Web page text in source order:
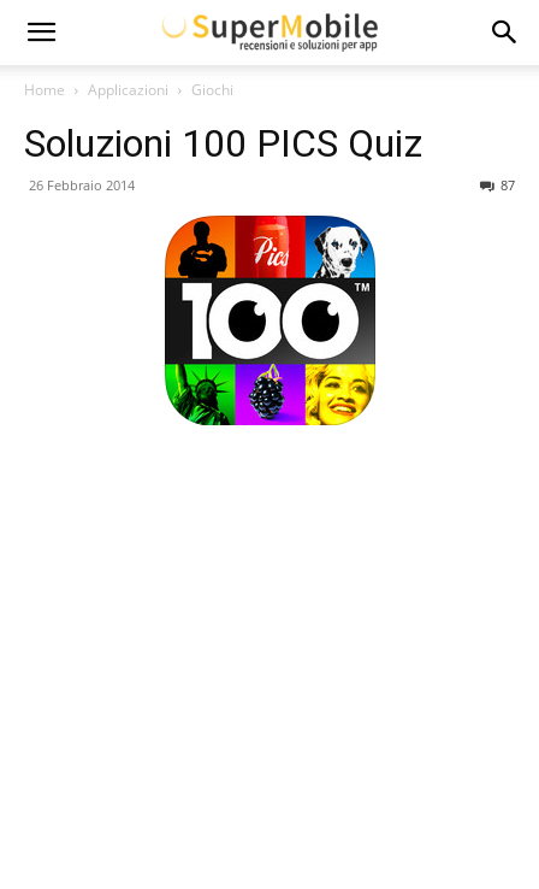
Super
Mobile
Home Applicazioni Giochi
Soluzioni 100 PICS Quiz
26 Febbraio 2014 87